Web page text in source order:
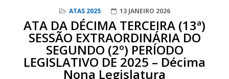
ATAS 2025 13 JANEIRO 2026
ATA DA DÉCIMA TERCEIRA (13ª)
SESSÃO EXTRAORDINÁRIA DO
SEGUNDO (2º) PERÍODO
LEGISLATIVO DE 2025 – Décima
Nona Legislatura